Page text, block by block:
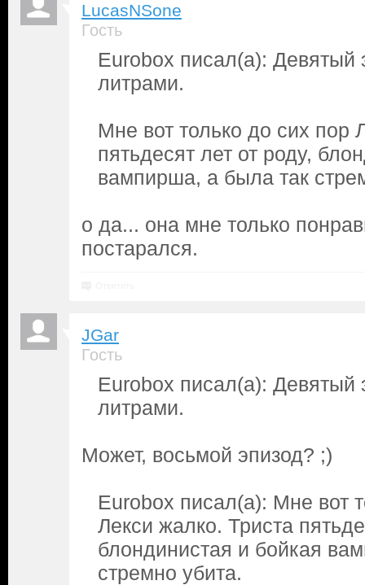
LucasNSone
Гость
Eurobox писал(а): Девятый
литрами.
Мне вот только до сих пор
пятьдесят лет от роду,
вампирша, а была так
о да... она мне только
постарался.
JGar
Гость
Eurobox писал(а): Девятый
литрами.
Может, восьмой эпизод? ;)
Eurobox писал(а): Мне вот
Лекси жалко. Триста
блондинистая и бойкая
стремно убита.